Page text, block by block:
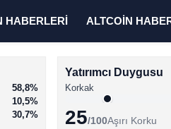
HABERLERİ ALTCOİN
58,8%
10,5%
30,7%
Yatırımcı Duygusu
Korkak
25/100Aşırı Korku